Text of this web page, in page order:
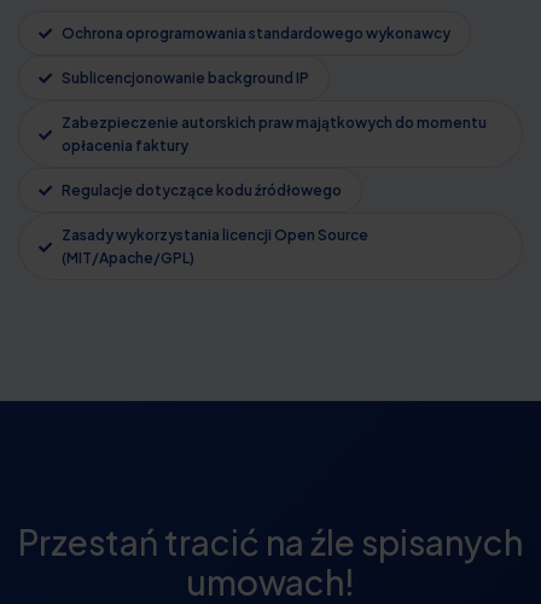
Ochrona oprogramowania standardowego wykonawcy
Sublicencjonowanie background IP
Zabezpieczenie autorskich praw majątkowych do momentu
opłacenia faktury
Regulacje dotyczące kodu źródłowego
Zasady wykorzystania licencji Open Source
(MIT/Apache/GPL)
Przestań tracić na źle spisanych
umowach!